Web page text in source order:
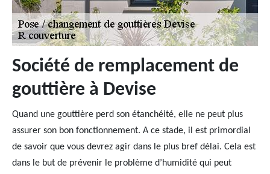
Société de remplacement de
gouttière à Devise
Quand une gouttière perd son étanchéité, elle ne peut plus
assurer son bon fonctionnement. A ce stade, il est primordial
de savoir que vous devrez agir dans le plus bref délai. Cela est
dans le but de prévenir le problème d’humidité qui peut